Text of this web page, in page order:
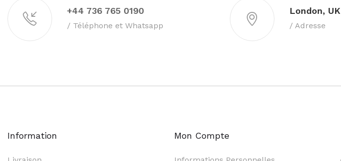
+44 736 765 0190
/ Téléphone et Whatsapp
London, UK
/ Adresse
Information Mon Compte